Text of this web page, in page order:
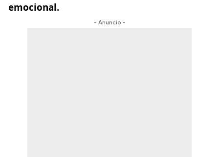
emocional.
- Anuncio -